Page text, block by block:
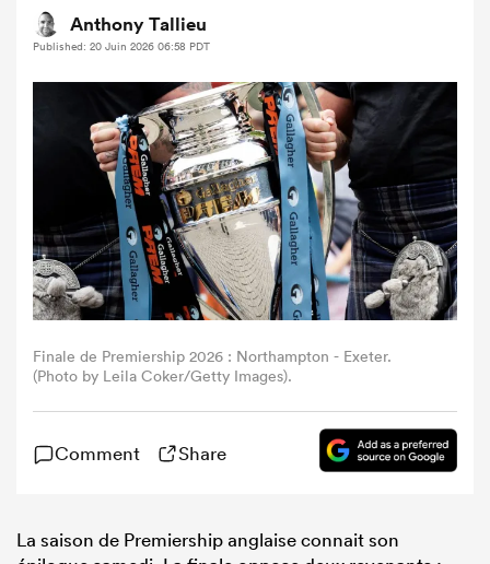
Anthony Tallieu
Published: 20 Juin 2026 06:58 PDT
Finale de Premiership 2026 : Northampton - Exeter.
(Photo by Leila Coker/Getty Images).
Comment Share
La saison de Premiership anglaise connait son